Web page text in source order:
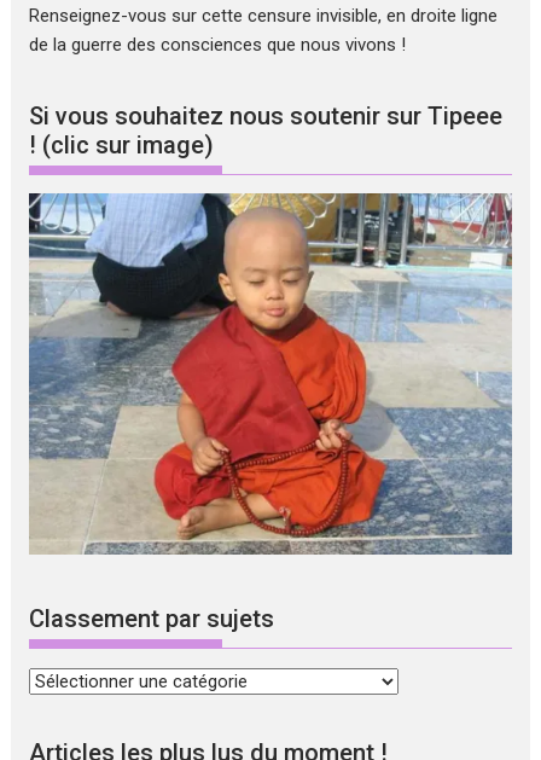
Renseignez-vous sur cette censure invisible, en droite ligne
de la guerre des consciences que nous vivons !
Si vous souhaitez nous soutenir sur Tipeee
! (clic sur image)
Classement par sujets
Classement
sujets
Articles les plus lus du moment !